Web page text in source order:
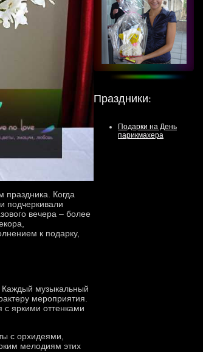
праздника. Когда
подчеркивали
вечера – более
к подарку,
Каждый музыкальный
мероприятия.
с яркими оттенками
с орхидеями,
мелодиям этих
Праздники:
Подарки на День
парикмахера